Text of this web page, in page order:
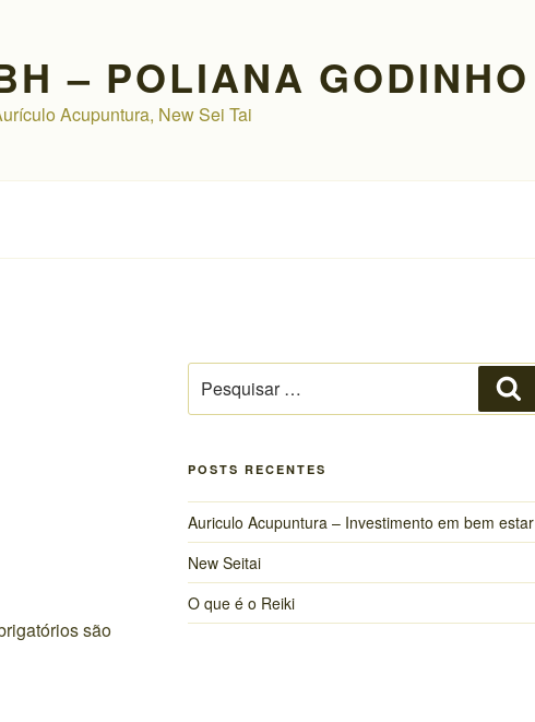
– POLIANA GODINHO
Acupuntura, New Sei Tai
são
por:
POSTS RECENTES
Auriculo Acupuntura – Investimento em bem estar
New Seitai
O que é o Reiki